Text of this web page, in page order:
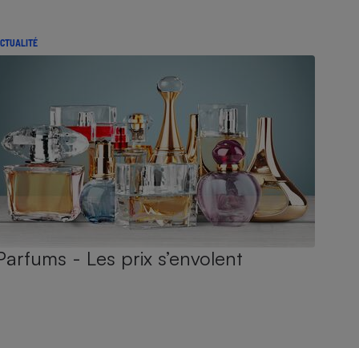
- Les prix s’envolent